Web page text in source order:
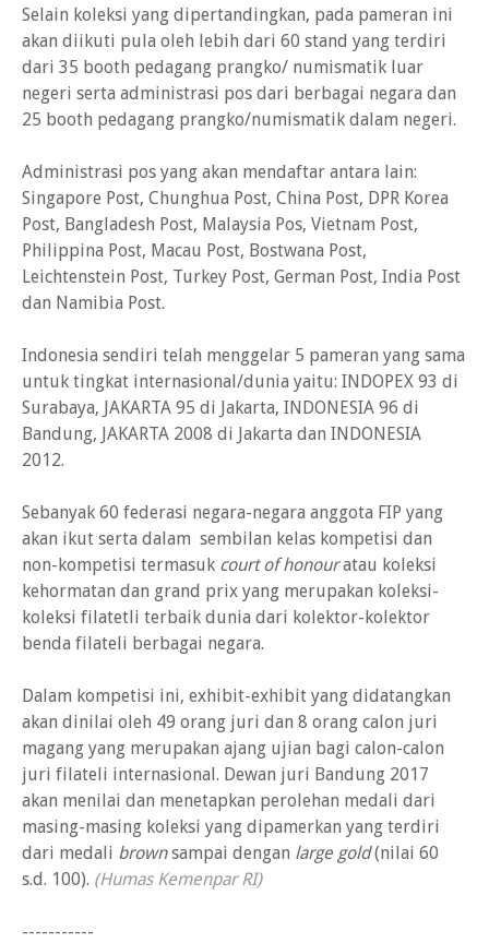
Selain koleksi yang dipertandingkan, pada pameran ini
akan diikuti pula oleh lebih dari 60 stand yang terdiri
dari 35 booth pedagang prangko/ numismatik luar
negeri serta administrasi pos dari berbagai negara dan
25 booth pedagang prangko/numismatik dalam negeri.
Administrasi pos yang akan mendaftar antara lain:
Singapore Post, Chunghua Post, China Post, DPR Korea
Post, Bangladesh Post, Malaysia Pos, Vietnam Post,
Philippina Post, Macau Post, Bostwana Post,
Leichtenstein Post, Turkey Post, German Post, India Post
dan Namibia Post.
Indonesia sendiri telah menggelar 5 pameran yang sama
untuk tingkat internasional/dunia yaitu: INDOPEX 93 di
Surabaya, JAKARTA 95 di Jakarta, INDONESIA 96 di
Bandung, JAKARTA 2008 di Jakarta dan INDONESIA
2012.
Sebanyak 60 federasi negara-negara anggota FIP yang
akan ikut serta dalam sembilan kelas kompetisi dan
non-kompetisi termasuk court of honouratau koleksi
kehormatan dan grand prix yang merupakan koleksi-
koleksi filatetli terbaik dunia dari kolektor-kolektor
benda filateli berbagai negara.
Dalam kompetisi ini, exhibit-exhibit yang didatangkan
akan dinilai oleh 49 orang juri dan 8 orang calon juri
magang yang merupakan ajang ujian bagi calon-calon
juri filateli internasional. Dewan juri Bandung 2017
akan menilai dan menetapkan perolehan medali dari
masing-masing koleksi yang dipamerkan yang terdiri
dari medali brownsampai dengan large gold(nilai 60
s.d. 100). (Humas Kemenpar RI)
-----------